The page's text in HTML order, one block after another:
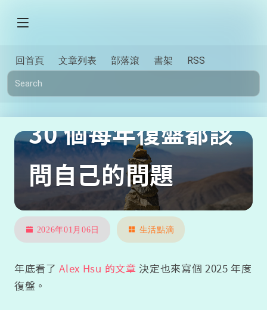
回首頁 文章列表 部落滾 書架 RSS
30 個每年復盤都該
問自己的問題
2026年01月06日 生活點滴
年底看了 Alex Hsu 的文章 決定也來寫個 2025 年度
復盤。